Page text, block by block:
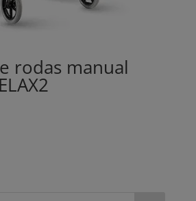
rodas manual